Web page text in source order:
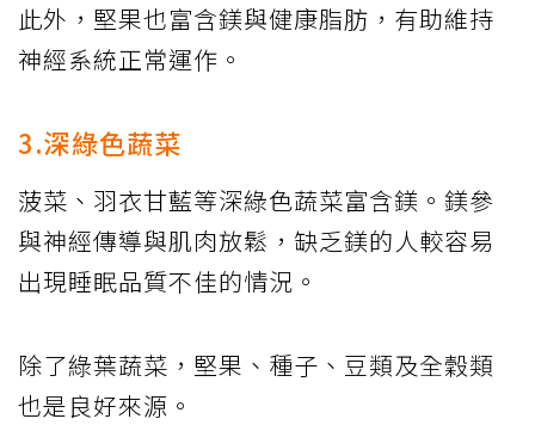
此外，堅果也富含鎂與健康脂肪，有助維持
神經系統正常運作。
3.深綠色蔬菜
菠菜、羽衣甘藍等深綠色蔬菜富含鎂。鎂參
與神經傳導與肌肉放鬆，缺乏鎂的人較容易
出現睡眠品質不佳的情況。
除了綠葉蔬菜，堅果、種子、豆類及全穀類
也是良好來源。